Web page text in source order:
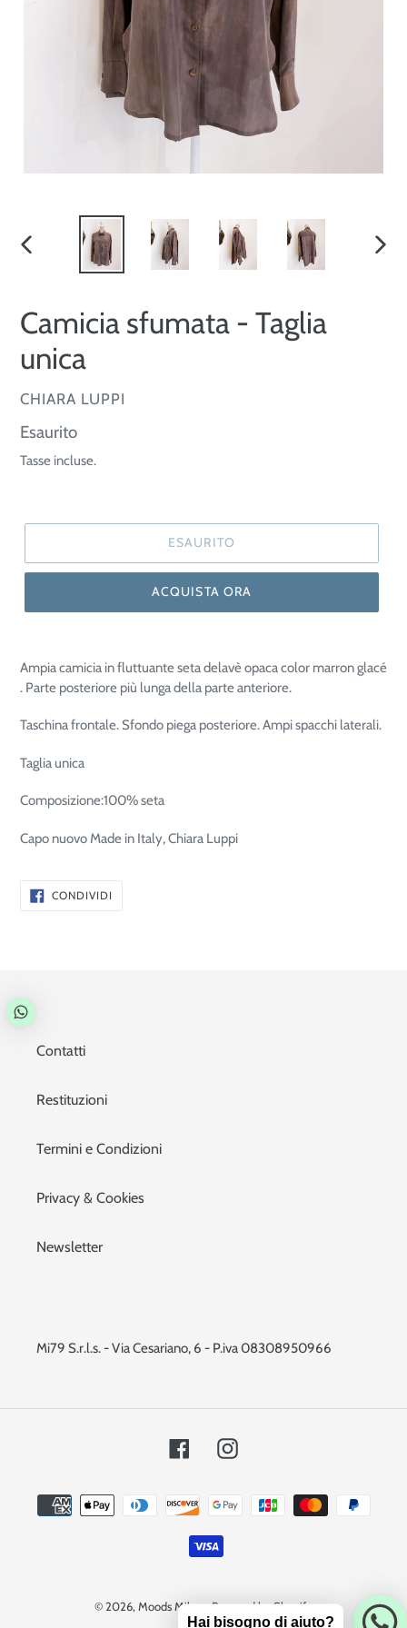
Camicia sfumata - Taglia
unica
VENDITORE
CHIARA LUPPI
Prezzo
di
Esaurito
Tasse incluse.
ESAURITO
ACQUISTA ORA
Ampia camicia in fluttuante seta delavè opaca color marron glacé
. Parte posteriore più lunga della parte anteriore.
Taschina frontale. Sfondo piega posteriore. Ampi spacchi laterali.
Taglia unica
Composizione:100% seta
Capo nuovo Made in Italy, Chiara Luppi
CONDIVIDI
Contatti
Restituzioni
Termini e Condizioni
Privacy & Cookies
Newsletter
Mi79 S.r.l.s. - Via Cesariano, 6 - P.iva 08308950966
FacebookInstagram
Metodi
di
pagamento
© 2026, Moods Milano Powered by Shopify
Hai bisogno di aiuto?